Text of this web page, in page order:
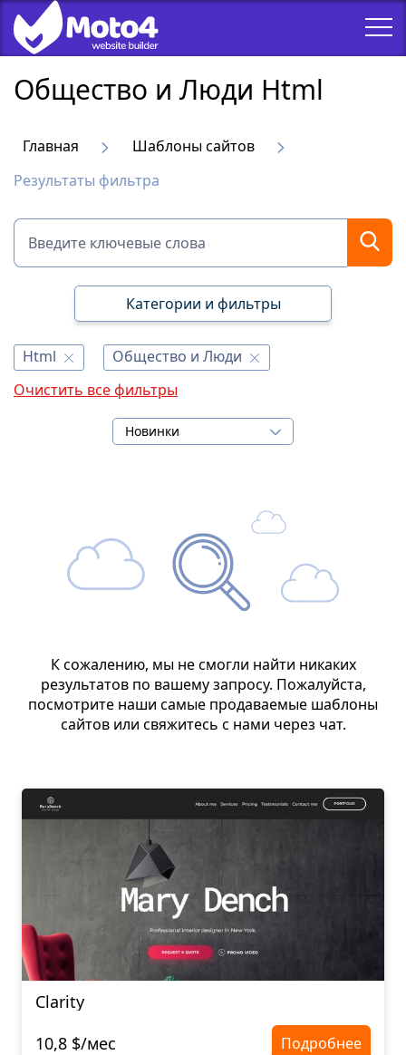
Общество и Люди Html
Главная
Шаблоны сайтов
Результаты фильтра
Категории и фильтры
Html
Общество и Люди
Очистить все фильтры
Новинки
К сожалению, мы не смогли найти никаких
результатов по вашему запросу. Пожалуйста,
посмотрите наши самые продаваемые шаблоны
сайтов или свяжитесь с нами через чат.
Clarity
10,8 $/мес
Подробнее